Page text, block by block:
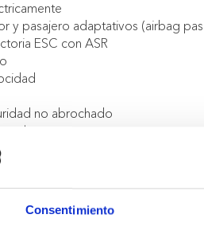
Consentimiento
y pasajero adaptativos (airbag
ESC con ASR
no abrochado
molduras laterales
Aquila diamantadas
deslizante